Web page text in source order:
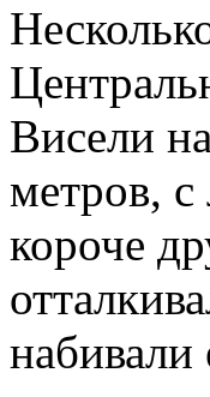
Висели
метров,
короче